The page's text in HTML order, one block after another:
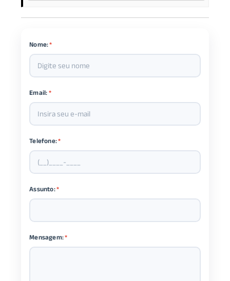
Nome:*
Email:*
Telefone:*
Assunto:*
Mensagem:*